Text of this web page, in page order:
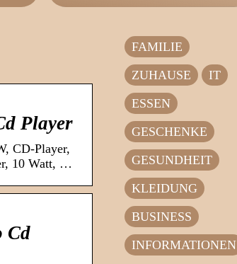
Player
CD-Player,
10 Watt, …
Cd
FAMILIE
ZUHAUSE
IT
ESSEN
GESCHENKE
GESUNDHEIT
KLEIDUNG
BUSINESS
INFORMATIONEN